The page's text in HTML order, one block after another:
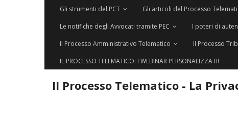
Gli strumenti del PCT Gli articoli del Processo
Le notifiche degli Avvocati tramite PEC
I poteri di
Il Processo Amministrativo Telematico
Il Processo
IL PROCESSO TELEMATICO: I WEBINAR PERSONALIZZATI!
Il Processo Telematico - La